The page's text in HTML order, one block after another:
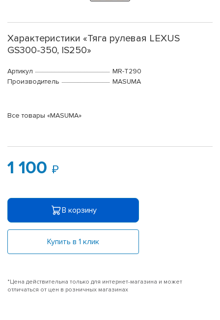
Характеристики «Тяга рулевая LEXUS
GS300-350, IS250»
Артикул
MR-T290
Производитель
MASUMA
Все товары «MASUMA»
1 100
В корзину
Купить в 1 клик
*Цена действительна только для интернет-магазина и может
отличаться от цен в розничных магазинах